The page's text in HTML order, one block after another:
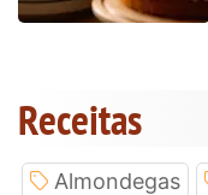
Receitas
Almondegas